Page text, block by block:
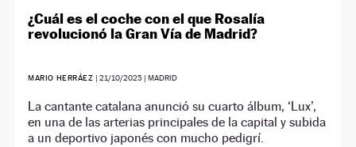
¿Cuál es el coche con el que Rosalía
revolucionó la Gran Vía de Madrid?
MARIO HERRÁEZ | 21/10/2025| MADRID
La cantante catalana anunció su cuarto álbum, ‘Lux’,
en una de las arterias principales de la capital y subida
a un deportivo japonés con mucho pedigrí.